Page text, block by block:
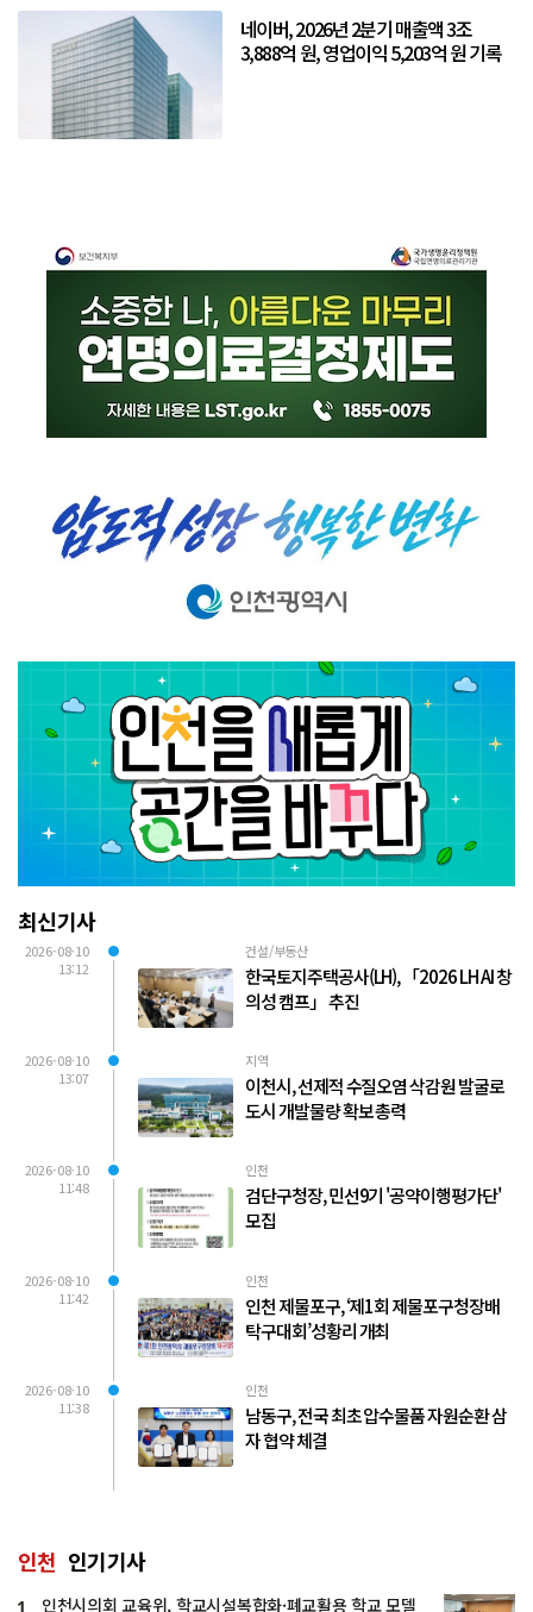
네이버, 2026년 2분기 매출액 3조
3,888억 원, 영업이익 5,203억 원 기록
최신기사
2026-08-10
13:12
건설/부동산
한국토지주택공사(LH), 「2026 LH AI 창
의성 캠프」 추진
2026-08-10
13:07
지역
이천시, 선제적 수질오염 삭감원 발굴로
도시 개발물량 확보 총력
2026-08-10
11:48
인천
검단구청장, 민선9기 '공약이행평가단'
모집
2026-08-10
11:42
인천
인천 제물포구, ‘제1회 제물포구청장배
탁구대회’성황리 개최
2026-08-10
11:38
인천
남동구, 전국 최초 압수물품 자원순환 삼
자 협약 체결
인천 인기기사
1 인천시의회 교육위, 학교시설복합화·폐교활용 학교 모델